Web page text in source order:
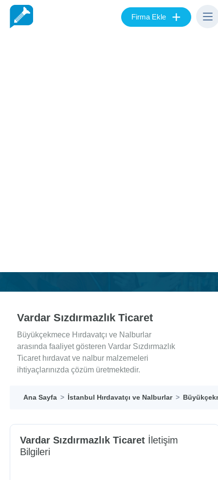
Firma Ekle +
Vardar Sızdırmazlık Ticaret
Büyükçekmece Hırdavatçı ve Nalburlar
arasında faaliyet gösteren Vardar Sızdırmazlık
Ticaret hırdavat ve nalbur malzemeleri
ihtiyaçlarınızda çözüm üretmektedir.
Ana Sayfa İstanbul Hırdavatçı ve Nalburlar
Vardar Sızdırmazlık Ticaret İletişim
Bilgileri